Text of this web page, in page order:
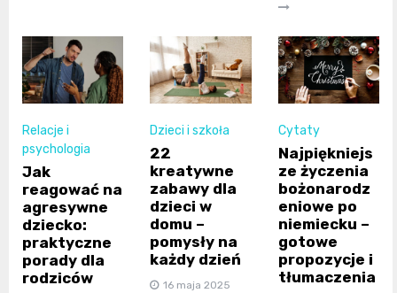
Relacje i
psychologia
Jak
reagować na
agresywne
dziecko:
praktyczne
porady dla
rodziców
Dzieci i szkoła
22
kreatywne
zabawy dla
dzieci w
domu –
pomysły na
każdy dzień
16 maja 2025
Cytaty
Najpiękniejs
ze życzenia
bożonarodz
eniowe po
niemiecku –
gotowe
propozycje i
tłumaczenia